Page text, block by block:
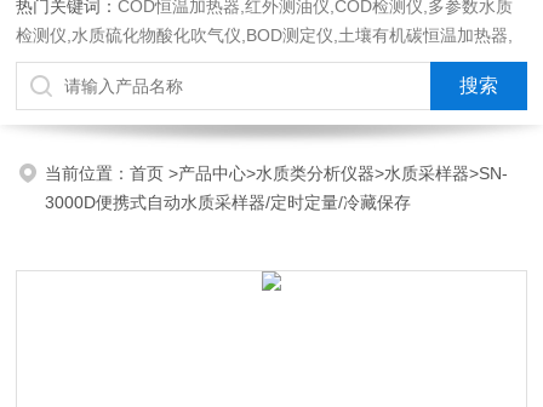
热门关键词：COD恒温加热器,红外测油仪,COD检测仪,多参数水质
检测仪,水质硫化物酸化吹气仪,BOD测定仪,土壤有机碳恒温加热器,
液液萃取器,COD消解回流仪,水质采样器
当前位置：首页>产品中心>水质类分析仪器>水质采样器>SN-
3000D便携式自动水质采样器/定时定量/冷藏保存